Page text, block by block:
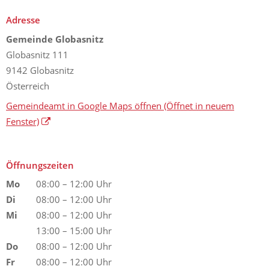
Adresse
Gemeinde Globasnitz
Globasnitz 111
9142 Globasnitz
Österreich
Gemeindeamt in Google Maps öffnen (Öffnet in neuem
Fenster)
Öffnungszeiten
Mo
08:00 – 12:00 Uhr
Di
08:00 – 12:00 Uhr
Mi
08:00 – 12:00 Uhr
13:00 – 15:00 Uhr
Do
08:00 – 12:00 Uhr
Fr
08:00 – 12:00 Uhr